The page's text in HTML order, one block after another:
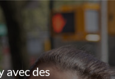
avec des